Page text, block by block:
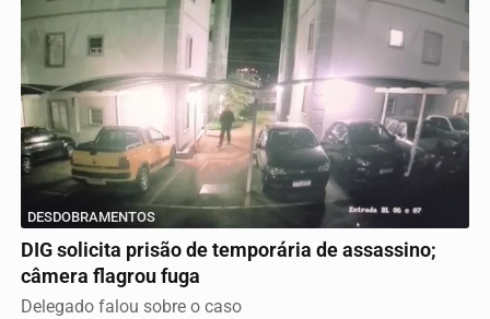
DESDOBRAMENTOS
DIG solicita prisão de temporária de assassino;
câmera flagrou fuga
Delegado falou sobre o caso